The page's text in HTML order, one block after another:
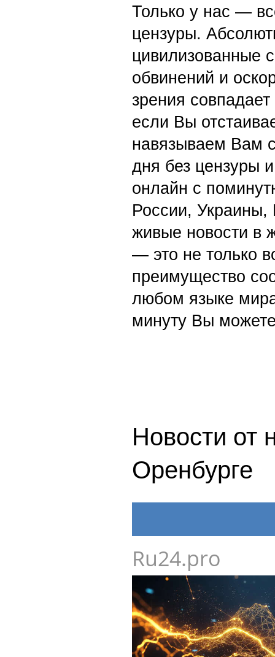
Только у нас —
цензуры.
цивилизованные
обвинений и
зрения
если Вы
навязываем Вам
дня без цензуры
онлайн с
России,
живые новости в
— это не только
преимущество
любом языке
минуту Вы
Новости от
Оренбурге
Ru24.pro